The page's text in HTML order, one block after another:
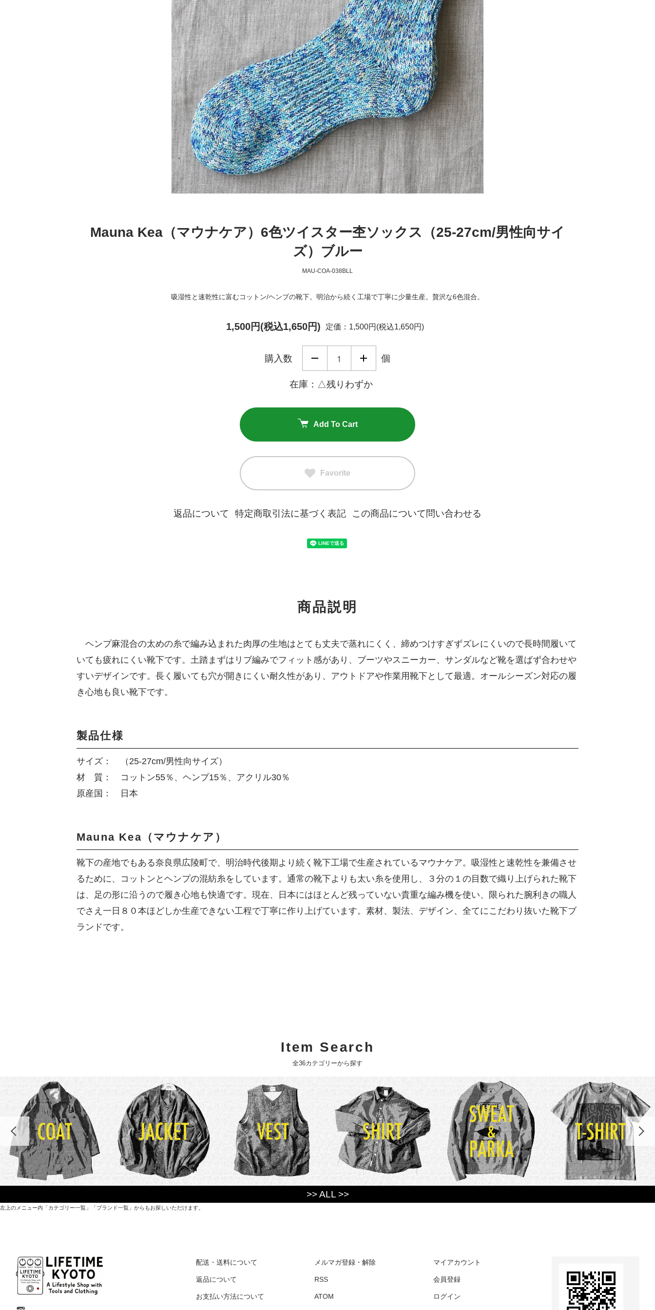
Mauna Kea（マウナケア）6色ツイスター杢ソックス（25-27cm/男性向サイ
ズ）ブルー
MAU-COA-038BLL
吸湿性と速乾性に富むコットン/ヘンプの靴下。明治から続く工場で丁寧に少量生産。贅沢な6色混合。
1,500円(税込1,650円) 定価：1,500円(税込1,650円)
購入数 個
在庫：△残りわずか
Add To Cart
Favorite
返品について 特定商取引法に基づく表記 この商品について問い合わせる
商品説明
ヘンプ麻混合の太めの糸で編み込まれた肉厚の生地はとても丈夫で蒸れにくく、締めつけすぎずズレにくいので長時間履いて
いても疲れにくい靴下です。土踏まずはリブ編みでフィット感があり、ブーツやスニーカー、サンダルなど靴を選ばず合わせや
すいデザインです。長く履いても穴が開きにくい耐久性があり、アウトドアや作業用靴下として最適。オールシーズン対応の履
き心地も良い靴下です。
製品仕様
サイズ： （25-27cm/男性向サイズ）
材 質： コットン55％、ヘンプ15％、アクリル30％
原産国： 日本
Mauna Kea（マウナケア）
靴下の産地でもある奈良県広陵町で、明治時代後期より続く靴下工場で生産されているマウナケア。吸湿性と速乾性を兼備させ
るために、コットンとヘンプの混紡糸をしています。通常の靴下よりも太い糸を使用し、３分の１の目数で織り上げられた靴下
は、足の形に沿うので履き心地も快適です。現在、日本にはほとんど残っていない貴重な編み機を使い、限られた腕利きの職人
でさえ一日８０本ほどしか生産できない工程で丁寧に作り上げています。素材、製法、デザイン、全てにこだわり抜いた靴下ブ
ランドです。
Item Search
全36カテゴリーから探す
>> ALL >>
左上のメニュー内「カテゴリー一覧」「ブランド一覧」からもお探しいただけます。
オリジナルを含むファッションアイテムが中心の
京都・紫野にあるライフスタイルショップです。
配送・送料について
返品について
お支払い方法について
メルマガ登録・解除
RSS
ATOM
マイアカウント
会員登録
ログイン